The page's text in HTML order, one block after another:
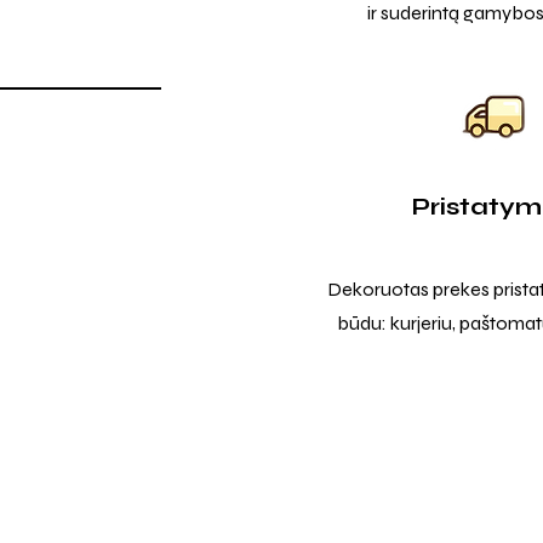
ir suderintą
Dekoruotas prekes
būdu: kurjeriu,